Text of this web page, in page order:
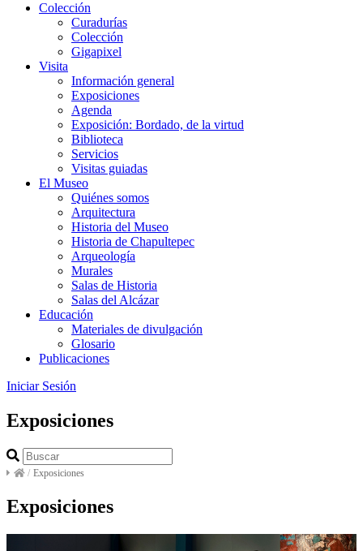
Colección
Curadurías
Colección
Gigapixel
Visita
Información general
Exposiciones
Agenda
Exposición: Bordado, de la virtud
Biblioteca
Servicios
Visitas guiadas
El Museo
Quiénes somos
Arquitectura
Historia del Museo
Historia de Chapultepec
Arqueología
Murales
Salas de Historia
Salas del Alcázar
Educación
Materiales de divulgación
Glosario
Publicaciones
Iniciar Sesión
Exposiciones
/ Exposiciones
Exposiciones